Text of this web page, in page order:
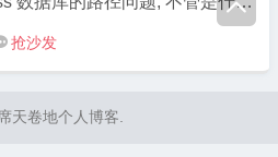

据库，Godaddy 都要求用户要
开启的，而 Access 数据库开启
抢沙发
天卷地个人博客.